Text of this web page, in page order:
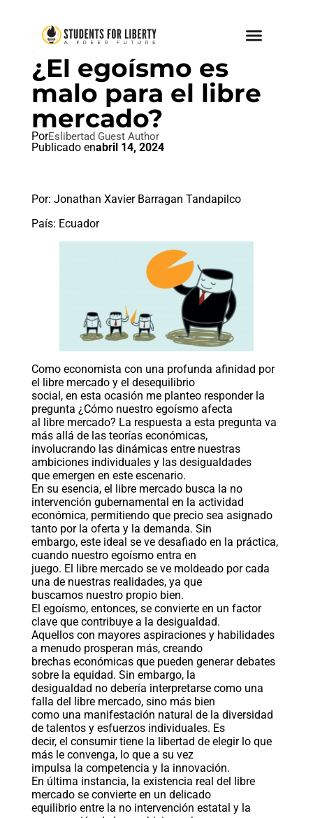
LIBRE MERCADO
¿El egoísmo es
malo para el libre
mercado?
PorEslibertad Guest Author
Publicado enabril 14, 2024
Por: Jonathan Xavier Barragan Tandapilco
País: Ecuador
Como economista con una profunda afinidad por
el libre mercado y el desequilibrio
social, en esta ocasión me planteo responder la
pregunta ¿Cómo nuestro egoísmo afecta
al libre mercado? La respuesta a esta pregunta va
más allá de las teorías económicas,
involucrando las dinámicas entre nuestras
ambiciones individuales y las desigualdades
que emergen en este escenario.
En su esencia, el libre mercado busca la no
intervención gubernamental en la actividad
económica, permitiendo que precio sea asignado
tanto por la oferta y la demanda. Sin
embargo, este ideal se ve desafiado en la práctica,
cuando nuestro egoísmo entra en
juego. El libre mercado se ve moldeado por cada
una de nuestras realidades, ya que
buscamos nuestro propio bien.
El egoísmo, entonces, se convierte en un factor
clave que contribuye a la desigualdad.
Aquellos con mayores aspiraciones y habilidades
a menudo prosperan más, creando
brechas económicas que pueden generar debates
sobre la equidad. Sin embargo, la
desigualdad no debería interpretarse como una
falla del libre mercado, sino más bien
como una manifestación natural de la diversidad
de talentos y esfuerzos individuales. Es
decir, el consumir tiene la libertad de elegir lo que
más le convenga, lo que a su vez
impulsa la competencia y la innovación.
En última instancia, la existencia real del libre
mercado se convierte en un delicado
equilibrio entre la no intervención estatal y la